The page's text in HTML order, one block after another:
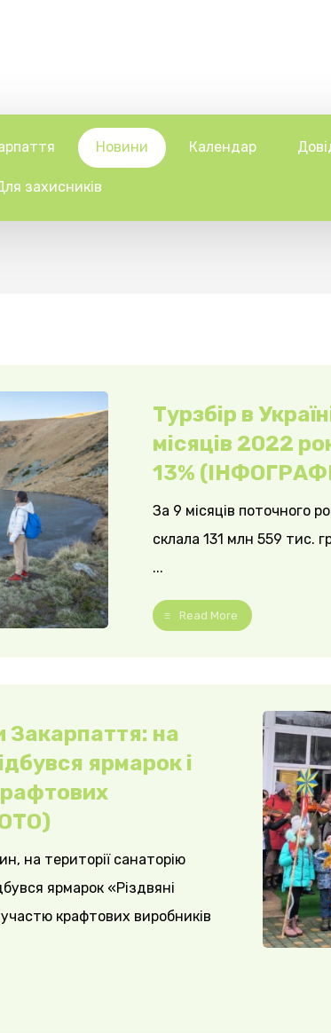
Новини Календар
захисників
Турзбір в
місяців 2022
13%
За 9 місяців поточного
склала 131 млн 559 тис.
...
Read More
Закарпаття: на
ярмарок і
на території санаторію
ярмарок «Різдвяні
крафтових виробників